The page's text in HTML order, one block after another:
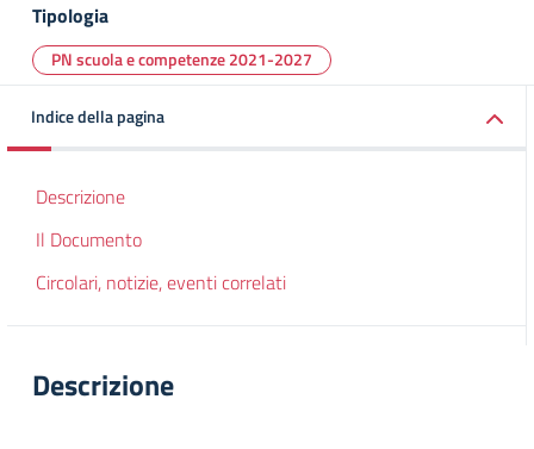
Tipologia
PN scuola e competenze 2021-2027
Indice della pagina
Descrizione
Il Documento
Circolari, notizie, eventi correlati
Descrizione